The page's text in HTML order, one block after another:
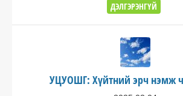
ДЭЛГЭРЭНГҮЙ
УЦУОШГ: Хүйтний эрч нэмж